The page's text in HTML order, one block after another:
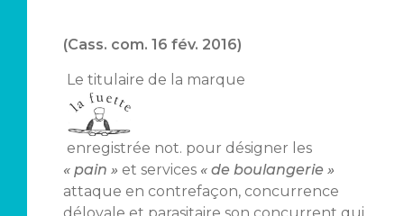
(Cass. com. 16 fév. 2016)
Le titulaire de la marque
enregistrée not. pour désigner les
« pain » et services « de boulangerie »
attaque en contrefaçon, concurrence